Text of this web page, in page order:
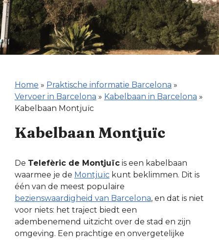
Home » Praktische informatie Barcelona »
Vervoer in Barcelona » Kabelbaan in Barcelona »
Kabelbaan Montjuïc
Kabelbaan Montjuïc
De Telefèric de Montjuïc is een kabelbaan
waarmee je de Montjuïc kunt beklimmen. Dit is
één van de meest populaire
bezienswaardigheid van Barcelona, en dat is niet
voor niets: het traject biedt een
adembenemend uitzicht over de stad en zijn
omgeving. Een prachtige en onvergetelijke